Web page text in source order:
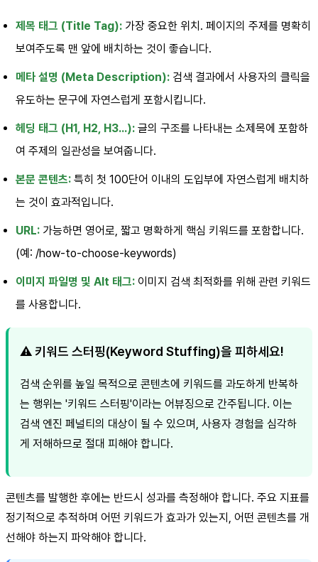
제목 태그 (Title Tag): 가장 중요한 위치. 페이지의 주제를 명확히
보여주도록 맨 앞에 배치하는 것이 좋습니다.
메타 설명 (Meta Description): 검색 결과에서 사용자의 클릭을
유도하는 문구에 자연스럽게 포함시킵니다.
헤딩 태그 (H1, H2, H3...): 글의 구조를 나타내는 소제목에 포함하
여 주제의 일관성을 보여줍니다.
본문 콘텐츠: 특히 첫 100단어 이내의 도입부에 자연스럽게 배치하
는 것이 효과적입니다.
URL: 가능하면 영어로, 짧고 명확하게 핵심 키워드를 포함합니다.
(예: /how-to-choose-keywords)
이미지 파일명 및 Alt 태그: 이미지 검색 최적화를 위해 관련 키워드
를 사용합니다.
⚠️ 키워드 스터핑(Keyword Stuffing)을 피하세요!
검색 순위를 높일 목적으로 콘텐츠에 키워드를 과도하게 반복하
는 행위는 '키워드 스터핑'이라는 어뷰징으로 간주됩니다. 이는
검색 엔진 페널티의 대상이 될 수 있으며, 사용자 경험을 심각하
게 저해하므로 절대 피해야 합니다.
콘텐츠를 발행한 후에는 반드시 성과를 측정해야 합니다. 주요 지표를
정기적으로 추적하며 어떤 키워드가 효과가 있는지, 어떤 콘텐츠를 개
선해야 하는지 파악해야 합니다.